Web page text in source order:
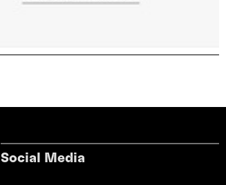
Social Media